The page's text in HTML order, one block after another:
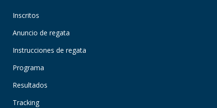
Inscritos
Anuncio de regata
Instrucciones de regata
Programa
Resultados
Tracking